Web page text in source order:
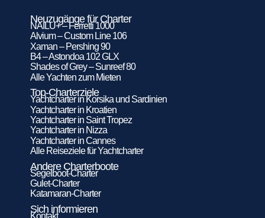
Neuzugänge für Charter
NAILU+ – Ferretti 1000
Alvium – Custom Line 106
Xaman – Pershing 90
B4 – Astondoa 102 GLX
Shades of Grey – Sunreef 80
Alle Yachten zum Mieten
Top-Charterziele
Yachtcharter in Korsika und Sardinien
Yachtcharter in Kroatien
Yachtcharter in Saint Tropez
Yachtcharter in Nizza
Yachtcharter in Cannes
Alle Reiseziele für Yachtcharter
Andere Charterboote
Segelboot-Charter
Gulet-Charter
Katamaran-Charter
Sich informieren
Kontakt